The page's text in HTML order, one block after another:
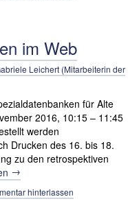
im Web
Leichert (Mitarbeiterin der
für Alte
2016, 10:15 – 11:45
werden
Drucken des 16. bis 18.
zu den retrospektiven
→
hinterlassen